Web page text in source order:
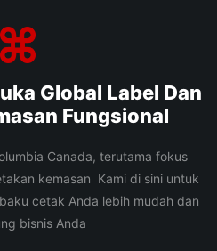
Global Label Dan
Fungsional
Canada, terutama fokus
kemasan Kami di sini untuk
cetak Anda lebih mudah dan
bisnis Anda